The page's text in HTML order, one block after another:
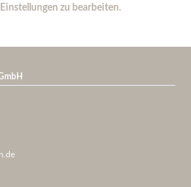
zu bearbeiten.